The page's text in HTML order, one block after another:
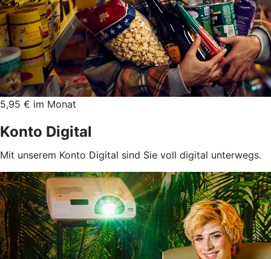
5,95 € im Monat
Konto Digital
Mit unserem Konto Digital sind Sie voll digital unterwegs.